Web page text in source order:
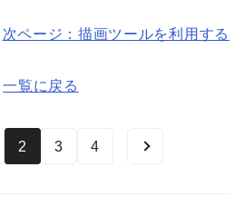
次ページ：描画ツールを利用する
一覧に戻る
2 3 4